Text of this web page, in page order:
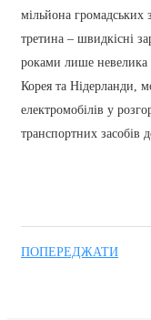
мільйона громадських
третина – швидкісні
роками лише невелика
Корея та Нідерланди,
електромобілів у
транспортних засобів
ПОПЕРЕДЖАТИ